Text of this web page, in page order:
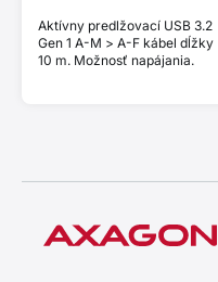
Aktívny predlžovací USB 3.2
Gen 1 A-M > A-F kábel dĺžky
10 m. Možnosť napájania.